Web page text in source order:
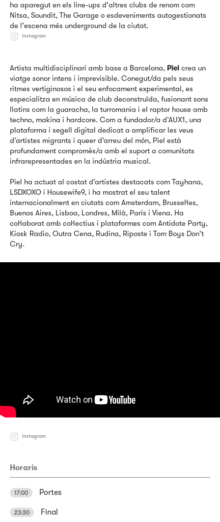
ha aparegut en els line-ups d'altres clubs de renom com
Nitsa, Soundit, The Garage o esdeveniments autogestionats
de l'escena més underground de la ciutat.
Instagram
Artista multidisciplinari amb base a Barcelona, Piel crea un
viatge sonor intens i imprevisible. Conegut/da pels seus
ritmes vertiginosos i el seu enfocament experimental, es
especialitza en música de club deconstruïda, fusionant sons
llatins com la guaracha, la turromania i el raptor house amb
techno, makina i hardcore. Com a fundador/a d’AUX1, una
plataforma i segell digital dedicat a amplificar les veus
d’artistes migrants i queer d’arreu del món, Piel està
profundament compromès/a amb el suport a comunitats
infrarepresentades en la indústria musical.
Piel ha actuat al costat d’artistes destacats com Tayhana,
LSDXOXO i Housewife9, i ha mostrat el seu talent
internacionalment en ciutats com Amsterdam, Brussel·les,
Buenos Aires, Lisboa, Londres, Milà, París i Viena. Ha
col·laborat amb col·lectius i plataformes com Antidote Party,
Kiosk Radio, Outra Cena, Rudina, Riposte i Tom Boys Don't
Cry.
Instagram
Horaris
17:00 Portes
23:30 Final